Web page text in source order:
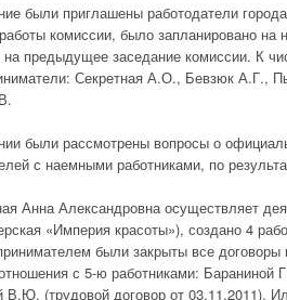
были приглашены работодатели
комиссии, было запланировано на
на предыдущее заседание комиссии. К
Секретная А.О., Бевзюк А.Г.,
были рассмотрены вопросы о
с наемными работниками, по
Анна Александровна осуществляет
«Империя красоты»), создано 4
были закрыты все
с 5-ю работниками: Бараниной
В.Ю. (трудовой договор от 03.11.2011),